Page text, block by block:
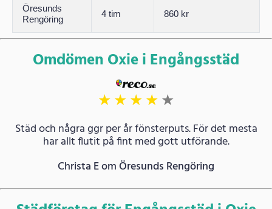
Öresunds
Rengöring
4 tim 860 kr
Omdömen Oxie i Engångsstäd
★★★★★
Städ och några ggr per år fönsterputs. För det mesta
har allt flutit på fint med gott utförande.
Christa E om Öresunds Rengöring